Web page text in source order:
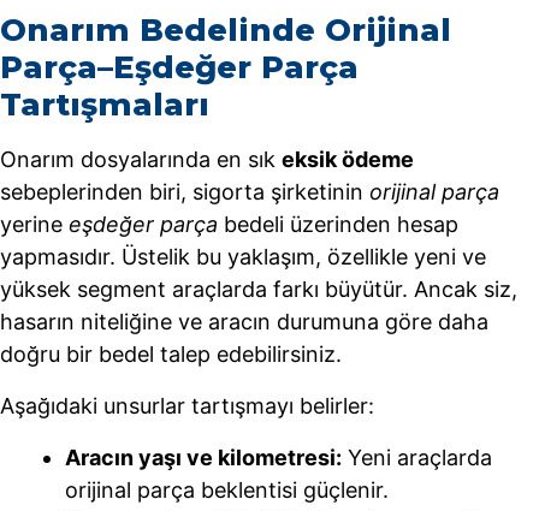
Onarım Bedelinde Orijinal
Parça–Eşdeğer Parça
Tartışmaları
Onarım dosyalarında en sık eksik ödeme
sebeplerinden biri, sigorta şirketinin orijinal parça
yerine eşdeğer parça bedeli üzerinden hesap
yapmasıdır. Üstelik bu yaklaşım, özellikle yeni ve
yüksek segment araçlarda farkı büyütür. Ancak siz,
hasarın niteliğine ve aracın durumuna göre daha
doğru bir bedel talep edebilirsiniz.
Aşağıdaki unsurlar tartışmayı belirler:
Aracın yaşı ve kilometresi: Yeni araçlarda
orijinal parça beklentisi güçlenir.